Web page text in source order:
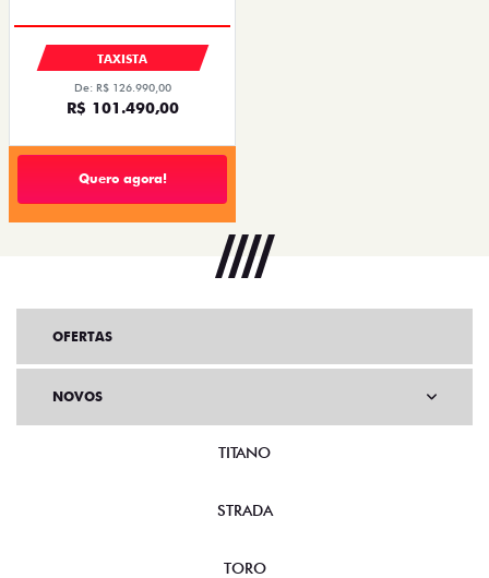
TAXISTA
De: R$ 126.990,00
R$ 101.490,00
Quero agora!
OFERTAS
NOVOS
TITANO
STRADA
TORO